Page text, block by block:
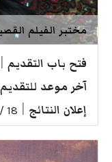
مختبر الفيلم
فتح باب التقديم
آخر موعد للتقديم
إعلان النتائج 18 / 12 / 2024